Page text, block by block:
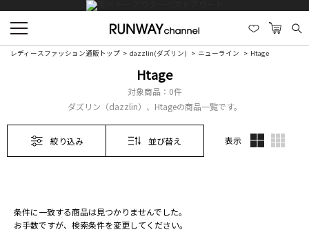
レディースファッション通販トップ dazzlin(ダズリン) ニューライン Htage
Htage
対象商品： 0件
ダズリン（dazzlin）、Htageの商品一覧です。
絞り込み 並び替え 表示
条件に一致する商品は見つかりませんでした。
お手数ですが、検索条件を変更してください。